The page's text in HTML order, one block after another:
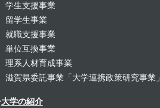
学生支援事業
留学生事業
就職支援事業
単位互換事業
理系人材育成事業
滋賀県委託事業「大学連携政策研究事業」
大学の紹介